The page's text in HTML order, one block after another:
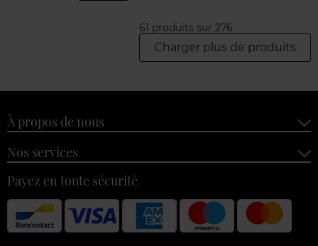
61 produits sur 276
Charger plus de produits
À propos de nous
Nos services
Payez en toute sécurité